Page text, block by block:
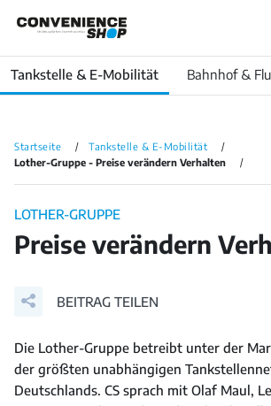
Tankstelle & E-Mobilität Bahnhof &
Startseite
Tankstelle & E-Mobilität
Lother-Gruppe - Preise verändern Verhalten
LOTHER-GRUPPE
Preise verändern
BEITRAG TEILEN
Die Lother-Gruppe betreibt unter der
der größten unabhängigen
Deutschlands. CS sprach mit Olaf Maul,